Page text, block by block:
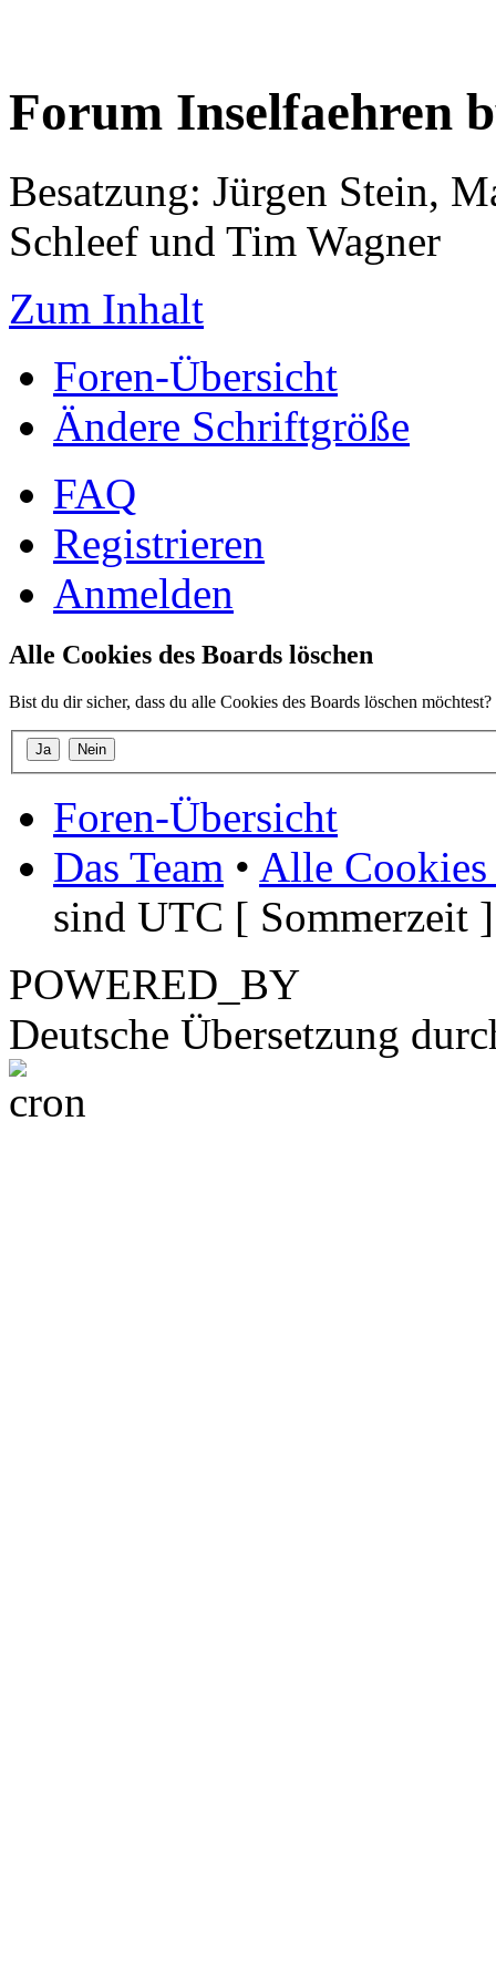
Forum Inselfaehren
Besatzung: Jürgen Stein,
Schleef und Tim Wagner
Zum Inhalt
Foren-Übersicht
Ändere Schriftgröße
FAQ
Registrieren
Anmelden
Alle Cookies des Boards löschen
Bist du dir sicher, dass du alle Cookies des Boards löschen möchtest?
Foren-Übersicht
Das Team • Alle Cookies
sind UTC [ Sommerzeit ]
POWERED_BY
Deutsche Übersetzung